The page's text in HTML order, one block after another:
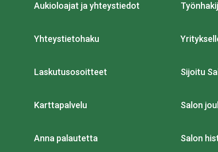
Aukioloajat ja yhteystiedot
Yhteystietohaku
Laskutusosoitteet
Karttapalvelu
Anna palautetta
Sijoitu
Salon
Salon